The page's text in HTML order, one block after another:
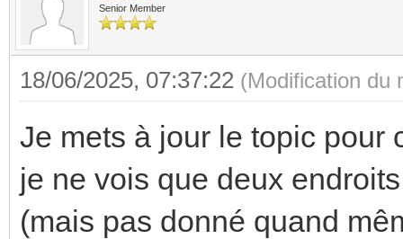
Senior Member
18/06/2025, 07:37:22 (Modification du
Je mets à jour le topic pour
je ne vois que deux
(mais pas donné quand